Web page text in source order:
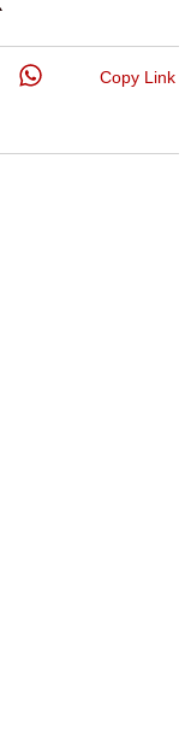
Copy Link